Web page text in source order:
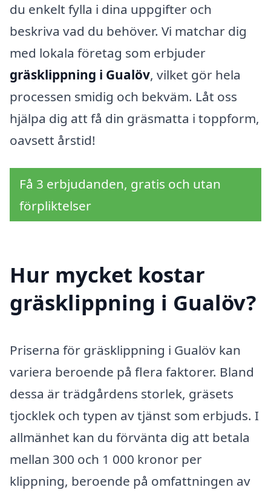
du enkelt fylla i dina uppgifter och
beskriva vad du behöver. Vi matchar dig
med lokala företag som erbjuder
gräsklippning i Gualöv, vilket gör hela
processen smidig och bekväm. Låt oss
hjälpa dig att få din gräsmatta i toppform,
oavsett årstid!
Få 3 erbjudanden, gratis och utan
förpliktelser
Hur mycket kostar
gräsklippning i Gualöv?
Priserna för gräsklippning i Gualöv kan
variera beroende på flera faktorer. Bland
dessa är trädgårdens storlek, gräsets
tjocklek och typen av tjänst som erbjuds. I
allmänhet kan du förvänta dig att betala
mellan 300 och 1 000 kronor per
klippning, beroende på omfattningen av